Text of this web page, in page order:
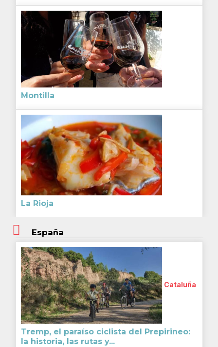
Montilla
La Rioja
España
Cataluña
Tremp, el paraíso ciclista del Prepirineo:
la historia, las rutas y...